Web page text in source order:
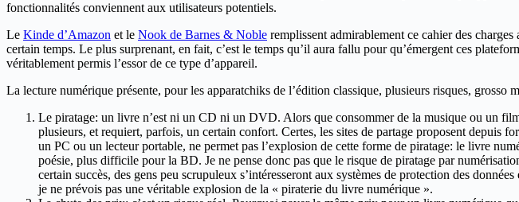
fonctionnalités conviennent aux utilisateurs potentiels.
Le Kinde d’Amazon et le Nook de Barnes & Noble remplissent admirablement ce cahier des
certain temps. Le plus surprenant, en fait, c’est le temps qu’il aura fallu pour qu’émergent ces
véritablement permis l’essor de ce type d’appareil.
La lecture numérique présente, pour les apparatchiks de l’édition classique, plusieurs risques,
Le piratage: un livre n’est ni un CD ni un DVD. Alors que consommer de la musique ou un
plusieurs, et requiert, parfois, un certain confort. Certes, les sites de partage proposent depuis
un PC ou un lecteur portable, ne permet pas l’explosion de cette forme de piratage: le livre
poésie, plus difficile pour la BD. Je ne pense donc pas que le risque de piratage par
certain succès, des gens peu scrupuleux s’intéresseront aux systèmes de protection des
je ne prévois pas une véritable explosion de la « piraterie du livre numérique ».